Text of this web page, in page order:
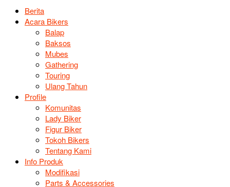
Berita
Acara Bikers
Balap
Baksos
Mubes
Gathering
Touring
Ulang Tahun
Profile
Komunitas
Lady Biker
Figur Biker
Tokoh Bikers
Tentang Kami
Info Produk
Modifikasi
Parts & Accessories